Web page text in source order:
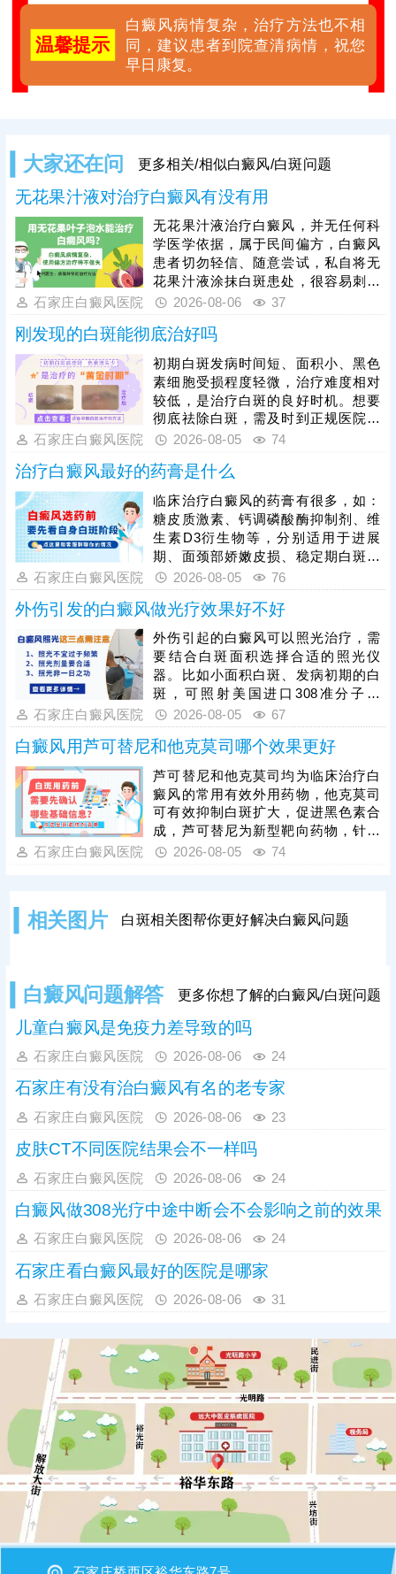
温馨提示
白癜风病情复杂，治疗方法也不相
同，建议患者到院查清病情，祝您
早日康复。
大家还在问 更多相关/相似白癜风/白斑问题
无花果汁液对治疗白癜风有没有用
无花果汁液治疗白癜风，并无任何科
学医学依据，属于民间偏方，白癜风
患者切勿轻信、随意尝试，私自将无
花果汁液涂抹白斑患处，很容易刺激
脆弱的皮损肌肤，引发过敏、炎症，
病情加重，同时还会耽误正规治疗时
机。临床中308准分子激光、黑色素
种植是治疗白癜风的成熟有效手段，
适配不同病情患者。白癜风恢复周期
较长，患者需摒弃偏方，坚持规范科
学治疗，同时做好日常皮肤防护、作
息饮食调理，稳定病情，助力白斑逐
步复色。
石家庄白癜风医院 2026-08-06 37
刚发现的白斑能彻底治好吗
初期白斑发病时间短、面积小、黑色
素细胞受损程度轻微，治疗难度相对
较低，是治疗白斑的良好时机。想要
彻底祛除白斑，需及时到正规医院检
查确诊，明确发病根源，杜绝偏方、
对症的治疗手段修复受损黑色素细
胞，从根源解决白斑问题，避免治疗
走弯路、延误病情。同时患者需摒弃
速成治疗心态，白癜风恢复需要周
期，务必坚持规范治疗，白斑消退后
做好巩固治疗，杜绝病情反复。
石家庄白癜风医院 2026-08-05 74
治疗白癜风最好的药膏是什么
临床治疗白癜风的药膏有很多，如：
糖皮质激素、钙调磷酸酶抑制剂、维
生素D3衍生物等，分别适用于进展
期、面颈部娇嫩皮损、稳定期白斑等
不同情况，需根据患者病情对症选
用。白癜风患者切勿自行胡乱购药、
用药，不当用药易引发皮肤刺激、耐
药性，甚至加重病情，所有药膏都需
在医生指导下规范使用。单一药膏治
疗效果有限，临床多采用综合性治疗
方案，可结合光疗、表皮移植手术等
方式联合干预，大幅提升治疗效果。
石家庄白癜风医院 2026-08-05 76
外伤引发的白癜风做光疗效果好不好
外伤引起的白癜风可以照光治疗，需
要结合白斑面积选择合适的照光仪
器。比如小面积白斑、发病初期的白
斑，可照射美国进口308准分子激
光，治疗起效快，无毒副作用，无人
群和部位限制;若是大面积白斑，泛发
全身，可以照311紫外线光，节省照
光时间和费用。照光治疗需确定合适
的参数，避免盲目治疗刺激皮肤，引
起白斑扩散，得不偿失。对于外伤型
白癜风的治疗，还可以遵医嘱对症用
药，同时避免不良因素刺激，为白斑
复色助力。
石家庄白癜风医院 2026-08-05 67
白癜风用芦可替尼和他克莫司哪个效果更好
芦可替尼和他克莫司均为临床治疗白
癜风的常用有效外用药物，他克莫司
可有效抑制白斑扩大，促进黑色素合
成，芦可替尼为新型靶向药物，针对
性更强，起效速度更快，临床治疗
病，病程长、易反复，患者需严格遵
足疗程治疗。
石家庄白癜风医院 2026-08-05 74
相关图片 白斑相关图帮你更好解决白癜风问题
白癜风问题解答 更多你想了解的白癜风/白斑问题
儿童白癜风是免疫力差导致的吗
石家庄白癜风医院 2026-08-06 24
石家庄有没有治白癜风有名的老专家
石家庄白癜风医院 2026-08-06 23
皮肤CT不同医院结果会不一样吗
石家庄白癜风医院 2026-08-06 24
白癜风做308光疗中途中断会不会影响之前的效果
石家庄白癜风医院 2026-08-06 24
石家庄看白癜风最好的医院是哪家
石家庄白癜风医院 2026-08-06 31